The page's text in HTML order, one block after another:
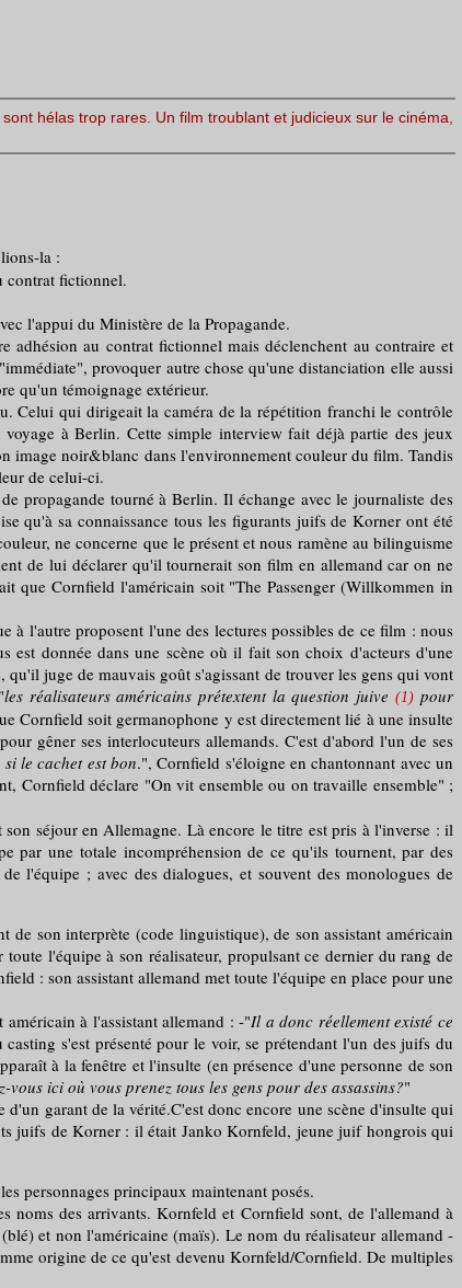
hélas trop rares. Un film troublant et judicieux sur le cinéma,
la :
fictionnel.
l'appui du Ministère de la Propagande.
au contrat fictionnel mais déclenchent au contraire et
provoquer autre chose qu'une distanciation elle aussi
qu'un témoignage extérieur.
qui dirigeait la caméra de la répétition franchi le contrôle
à Berlin. Cette simple interview fait déjà partie des jeux
image noir&blanc dans l'environnement couleur du film. Tandis
de celui-ci.
tourné à Berlin. Il échange avec le journaliste des
qu'à sa connaissance tous les figurants juifs de Korner ont été
ne concerne que le présent et nous ramène au bilinguisme
de lui déclarer qu'il tournerait son film en allemand car on ne
que Cornfield l'américain soit "The Passenger (Willkommen in
à l'autre proposent l'une des lectures possibles de ce film : nous
est donnée dans une scène où il fait son choix d'acteurs d'une
juge de mauvais goût s'agissant de trouver les gens qui vont
les réalisateurs américains prétextent la question juive(1) pour
Cornfield soit germanophone y est directement lié à une insulte
gêner ses interlocuteurs allemands. C'est d'abord l'un de ses
le cachet est bon.", Cornfield s'éloigne en chantonnant avec un
Cornfield déclare "On vit ensemble ou on travaille ensemble" ;
séjour en Allemagne. Là encore le titre est pris à l'inverse : il
par une totale incompréhension de ce qu'ils tournent, par des
l'équipe ; avec des dialogues, et souvent des monologues de
de son interprète (code linguistique), de son assistant américain
l'équipe à son réalisateur, propulsant ce dernier du rang de
: son assistant allemand met toute l'équipe en place pour une
à l'assistant allemand : -"Il a donc réellement existé ce
s'est présenté pour le voir, se prétendant l'un des juifs du
à la fenêtre et l'insulte (en présence d'une personne de son
ici où vous prenez tous les gens pour des assassins?"
garant de la vérité.C'est donc encore une scène d'insulte qui
juifs de Korner : il était Janko Kornfeld, jeune juif hongrois qui
personnages principaux maintenant posés.
des arrivants. Kornfeld et Cornfield sont, de l'allemand à
et non l'américaine (maïs). Le nom du réalisateur allemand -
origine de ce qu'est devenu Kornfeld/Cornfield. De multiples